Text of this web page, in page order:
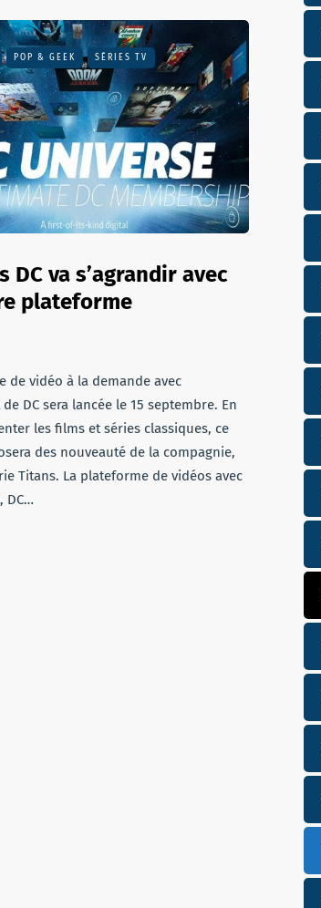
POP & GEEK SÉRIES TV
DC va s’agrandir avec
plateforme
de vidéo à la demande avec
DC sera lancée le 15 septembre. En
les films et séries classiques, ce
des nouveauté de la compagnie,
Titans. La plateforme de vidéos avec
DC…